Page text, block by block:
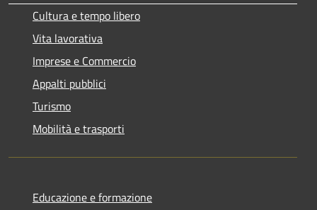
Cultura e tempo libero
Vita lavorativa
Imprese e Commercio
Appalti pubblici
Turismo
Mobilità e trasporti
Educazione e formazione